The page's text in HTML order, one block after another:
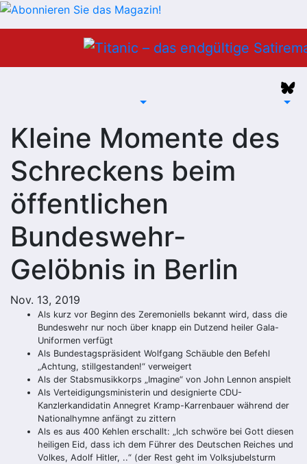
Kleine Momente des
Schreckens beim
öffentlichen
Bundeswehr-
Gelöbnis in Berlin
Nov. 13, 2019
Als kurz vor Beginn des Zeremoniells bekannt wird, dass die
Bundeswehr nur noch über knapp ein Dutzend heiler Gala-
Uniformen verfügt
Als Bundestagspräsident Wolfgang Schäuble den Befehl
„Achtung, stillgestanden!“ verweigert
Als der Stabsmusikkorps „Imagine“ von John Lennon anspielt
Als Verteidigungsministerin und designierte CDU-
Kanzlerkandidatin Annegret Kramp-Karrenbauer während der
Nationalhymne anfängt zu zittern
Als es aus 400 Kehlen erschallt: „Ich schwöre bei Gott diesen
heiligen Eid, dass ich dem Führer des Deutschen Reiches und
Volkes, Adolf Hitler, ..“ (der Rest geht im Volksjubelsturm